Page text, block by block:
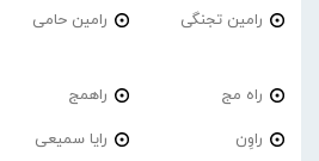
رامین تجنگی رامین حامی
راه مج راهمج
راوِن رایا سمیعی